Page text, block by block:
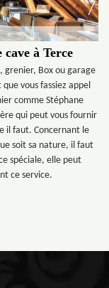
à Terce
grenier, Box ou garage
vous fassiez appel
comme Stéphane
qui peut vous fournir
il faut. Concernant le
soit sa nature, il faut
spéciale, elle peut
ce service.